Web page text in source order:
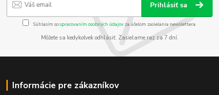
Prihlásiť sa
Súhlasím sospracovaním osobných údajov za účelom zasielania newslettera.
Môžete sa kedykoľvek odhlásiť. Zasielame raz za 7 dní.
Informácie pre zákazníkov